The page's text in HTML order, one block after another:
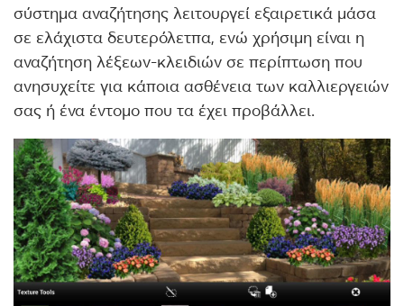
σύστημα αναζήτησης λειτουργεί εξαιρετικά μάσα
σε ελάχιστα δευτερόλετπα, ενώ χρήσιμη είναι η
αναζήτηση λέξεων-κλειδιών σε περίπτωση που
ανησυχείτε για κάποια ασθένεια των καλλιεργειών
σας ή ένα έντομο που τα έχει προβάλλει.